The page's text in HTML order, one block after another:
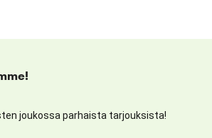
joukossa parhaista tarjouksista!